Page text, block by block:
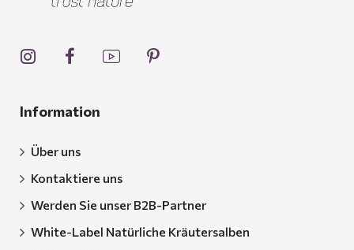
Information
Über uns
Kontaktiere uns
Werden Sie unser B2B-Partner
White-Label Natürliche Kräutersalben